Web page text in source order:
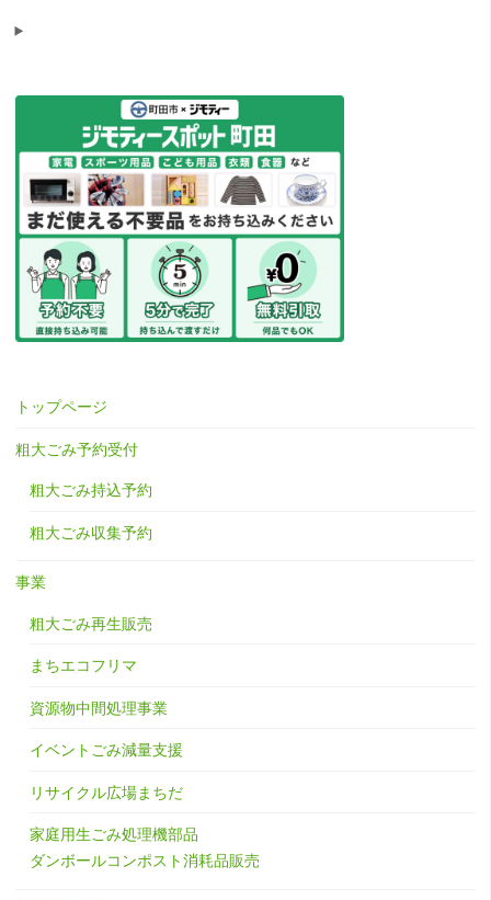
トップページ
粗大ごみ予約受付
粗大ごみ持込予約
粗大ごみ収集予約
事業
粗大ごみ再生販売
まちエコフリマ
資源物中間処理事業
イベントごみ減量支援
リサイクル広場まちだ
家庭用生ごみ処理機部品
ダンボールコンポスト消耗品販売